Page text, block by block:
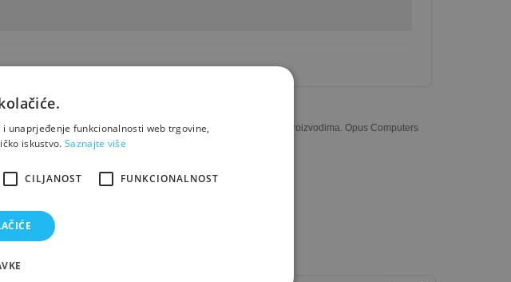
su prirode i ne moraju nužno u potpunosti odgovarati stvarnim proizvodima. Opus Computers
proizvoda.
i...
unaprjeđenje funkcionalnosti web trgovine,
iskustvo. Saznajte više
CILJANOST FUNKCIONALNOST